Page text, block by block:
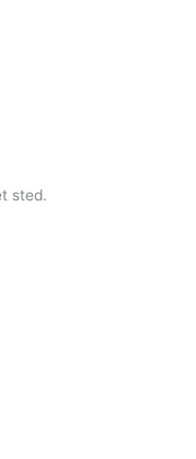
sted.